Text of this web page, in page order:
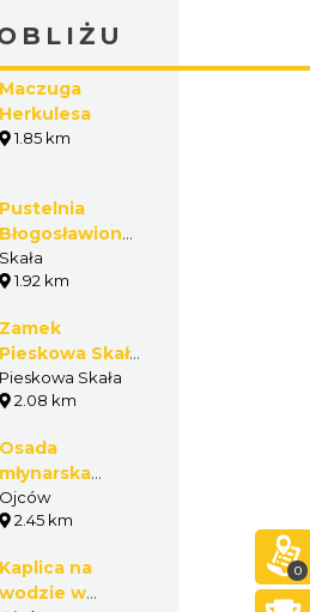
Maczuga
Herkulesa
1.85 km
Pustelnia
Błogosławionej
Salomei
Skała
1.92 km
Zamek
Pieskowa Skała
Oddział Zamku
Królewskiego
Pieskowa Skała
2.08 km
Osada
młynarska
Boroniówka
Ojców
2.45 km
Kaplica na
wodzie w
0